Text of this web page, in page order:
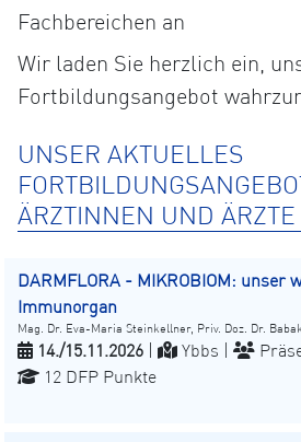
Fachbereichen an
Wir laden Sie herzlich ein,
Fortbildungsangebot
UNSER AKTUELLES
ÄRZTINNEN UND ÄRZTE
DARMFLORA - MIKROBIOM: unser
Immunorgan
Mag. Dr. Eva-Maria Steinkellner, Priv. Doz. Dr.
14./15.11.2026 Ybbs |
12 DFP Punkte